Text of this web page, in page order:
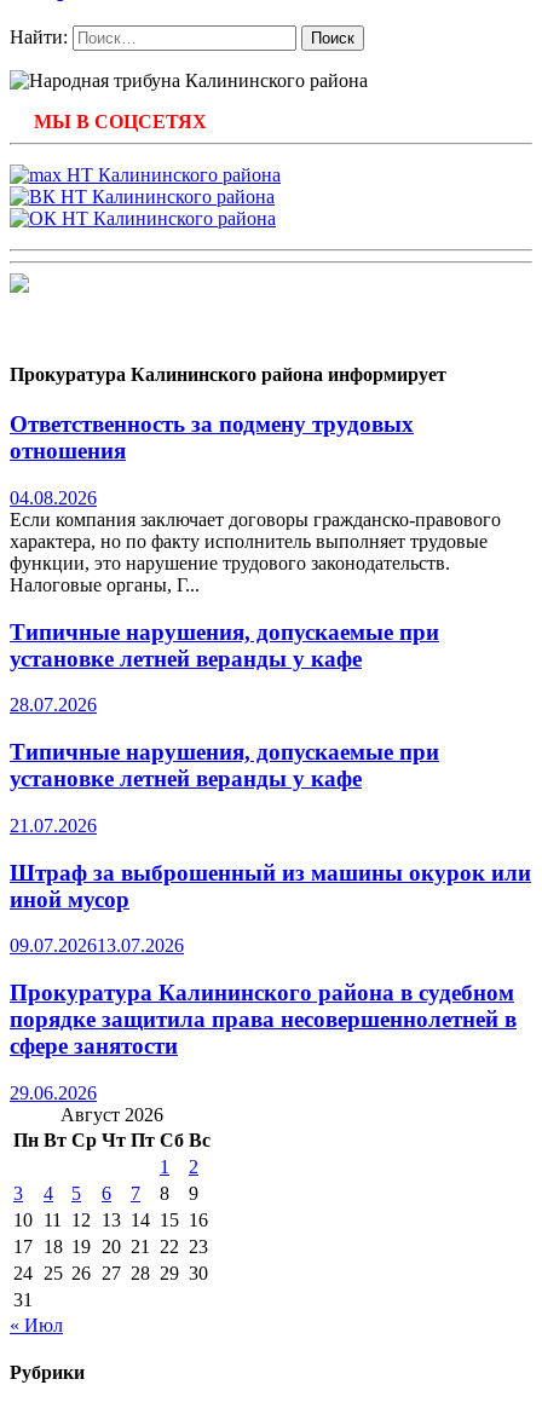
Найти:
МЫ В СОЦСЕТЯХ
Прокуратура Калининского района информирует
Ответственность за подмену трудовых
отношения
04.08.2026
Если компания заключает договоры гражданско-правового
характера, но по факту исполнитель выполняет трудовые
функции, это нарушение трудового законодательств.
Налоговые органы, Г...
Типичные нарушения, допускаемые при
установке летней веранды у кафе
28.07.2026
Типичные нарушения, допускаемые при
установке летней веранды у кафе
21.07.2026
Штраф за выброшенный из машины окурок или
иной мусор
09.07.202613.07.2026
Прокуратура Калининского района в судебном
порядке защитила права несовершеннолетней в
сфере занятости
29.06.2026
Август 2026
Пн Вт Ср Чт Пт Сб Вс
1
2
3
4 5 6 7 8
9
10 11 12 13 14 15 16
17 18 19 20 21 22 23
24 25 26 27 28 29 30
31
« Июл
Рубрики